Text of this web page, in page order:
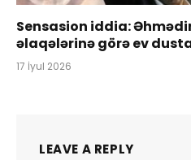
Sensasion iddia:
əlaqələrinə görə ev
17 İyul 2026
LEAVE A REPLY